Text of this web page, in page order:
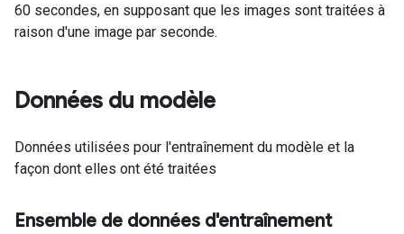
60 secondes, en supposant que les images sont traitées à
raison d'une image par seconde.
Données du modèle
Données utilisées pour l'entraînement du modèle et la
façon dont elles ont été traitées
Ensemble de données d'entraînement